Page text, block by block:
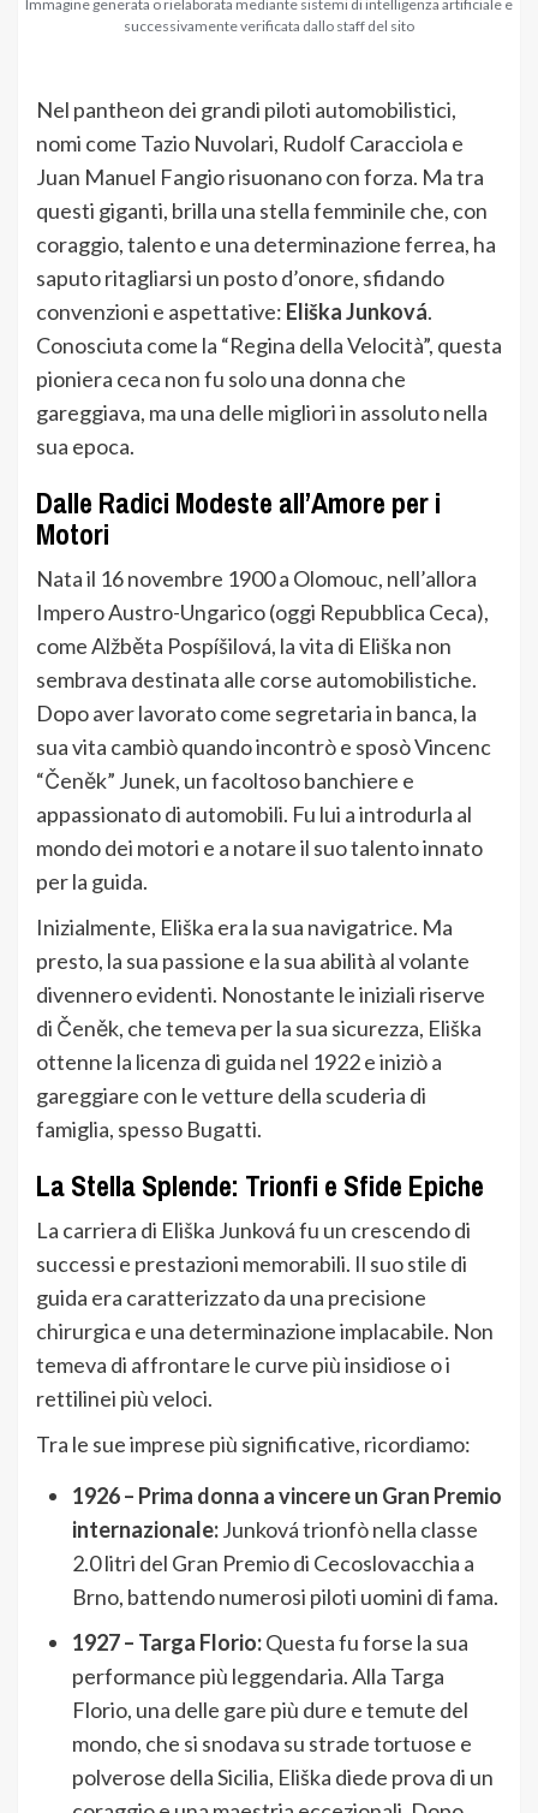
Immagine generata o rielaborata mediante sistemi di intelligenza artificiale e
successivamente verificata dallo staff del sito
Nel pantheon dei grandi piloti automobilistici,
nomi come Tazio Nuvolari, Rudolf Caracciola e
Juan Manuel Fangio risuonano con forza. Ma tra
questi giganti, brilla una stella femminile che, con
coraggio, talento e una determinazione ferrea, ha
saputo ritagliarsi un posto d’onore, sfidando
convenzioni e aspettative: Eliška Junková.
Conosciuta come la “Regina della Velocità”, questa
pioniera ceca non fu solo una donna che
gareggiava, ma una delle migliori in assoluto nella
sua epoca.
Dalle Radici Modeste all’Amore per i
Motori
Nata il 16 novembre 1900 a Olomouc, nell’allora
Impero Austro-Ungarico (oggi Repubblica Ceca),
come Alžběta Pospíšilová, la vita di Eliška non
sembrava destinata alle corse automobilistiche.
Dopo aver lavorato come segretaria in banca, la
sua vita cambiò quando incontrò e sposò Vincenc
“Čeněk” Junek, un facoltoso banchiere e
appassionato di automobili. Fu lui a introdurla al
mondo dei motori e a notare il suo talento innato
per la guida.
Inizialmente, Eliška era la sua navigatrice. Ma
presto, la sua passione e la sua abilità al volante
divennero evidenti. Nonostante le iniziali riserve
di Čeněk, che temeva per la sua sicurezza, Eliška
ottenne la licenza di guida nel 1922 e iniziò a
gareggiare con le vetture della scuderia di
famiglia, spesso Bugatti.
La Stella Splende: Trionfi e Sfide Epiche
La carriera di Eliška Junková fu un crescendo di
successi e prestazioni memorabili. Il suo stile di
guida era caratterizzato da una precisione
chirurgica e una determinazione implacabile. Non
temeva di affrontare le curve più insidiose o i
rettilinei più veloci.
Tra le sue imprese più significative, ricordiamo:
1926 – Prima donna a vincere un Gran Premio
internazionale:Junková trionfò nella classe
2.0 litri del Gran Premio di Cecoslovacchia a
Brno, battendo numerosi piloti uomini di fama.
1927 – Targa Florio:Questa fu forse la sua
performance più leggendaria. Alla Targa
Florio, una delle gare più dure e temute del
mondo, che si snodava su strade tortuose e
polverose della Sicilia, Eliška diede prova di un